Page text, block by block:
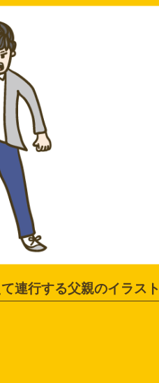
連行する父親のイラスト